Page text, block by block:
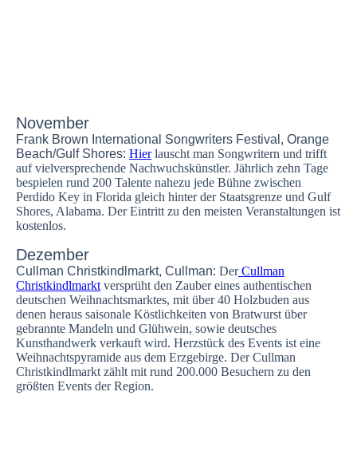
November
Frank Brown International Songwriters Festival, Orange
Beach/Gulf Shores: Hierlauscht man Songwritern und trifft
auf vielversprechende Nachwuchskünstler. Jährlich zehn Tage
bespielen rund 200 Talente nahezu jede Bühne zwischen
Perdido Key in Florida gleich hinter der Staatsgrenze und Gulf
Shores, Alabama. Der Eintritt zu den meisten Veranstaltungen ist
kostenlos.
Dezember
Cullman Christkindlmarkt, Cullman: DerCullman
Christkindlmarkt versprüht den Zauber eines authentischen
deutschen Weihnachtsmarktes, mit über 40 Holzbuden aus
denen heraus saisonale Köstlichkeiten von Bratwurst über
gebrannte Mandeln und Glühwein, sowie deutsches
Kunsthandwerk verkauft wird. Herzstück des Events ist eine
Weihnachtspyramide aus dem Erzgebirge. Der Cullman
Christkindlmarkt zählt mit rund 200.000 Besuchern zu den
größten Events der Region.